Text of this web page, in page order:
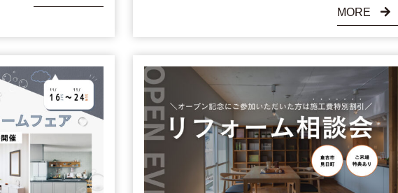
MORE